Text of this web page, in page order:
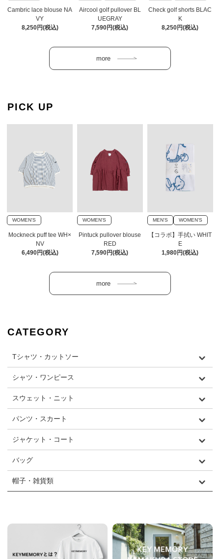
Cambric lace blouse NA
VY
8,250円(税込)
Aircool golf pullover BL
UEGRAY
7,590円(税込)
Check golf shorts BLAC
K
8,250円(税込)
PICK UP
WOMEN'S
Mockneck puff tee WH×
NV
6,490円(税込)
WOMEN'S
Pintuck pullover blouse
RED
7,590円(税込)
MEN'S WOMEN'S
【コラボ】手拭い WHIT
E
1,980円(税込)
CATEGORY
Tシャツ・カットソー
シャツ・ワンピース
スウェット・ニット
パンツ・スカート
ジャケット・コート
バッグ
帽子・雑貨類